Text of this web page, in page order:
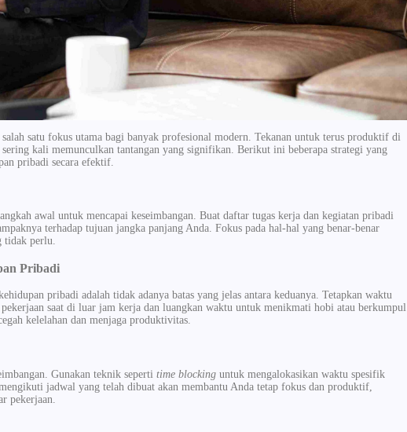
satu fokus utama bagi banyak profesional modern. Tekanan untuk terus produktif di
kali memunculkan tantangan yang signifikan. Berikut ini beberapa strategi yang
pribadi secara efektif.
awal untuk mencapai keseimbangan. Buat daftar tugas kerja dan kegiatan pribadi
terhadap tujuan jangka panjang Anda. Fokus pada hal-hal yang benar-benar
tidak perlu.
Pribadi
pribadi adalah tidak adanya batas yang jelas antara keduanya. Tetapkan waktu
saat di luar jam kerja dan luangkan waktu untuk menikmati hobi atau berkumpul
kelelahan dan menjaga produktivitas.
Gunakan teknik seperti time blocking untuk mengalokasikan waktu spesifik
jadwal yang telah dibuat akan membantu Anda tetap fokus dan produktif,
pekerjaan.